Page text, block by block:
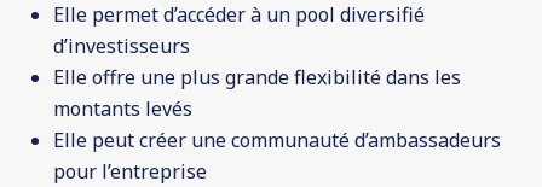
Elle permet d’accéder à un pool diversifié
d’investisseurs
Elle offre une plus grande flexibilité dans les
montants levés
Elle peut créer une communauté d’ambassadeurs
pour l’entreprise